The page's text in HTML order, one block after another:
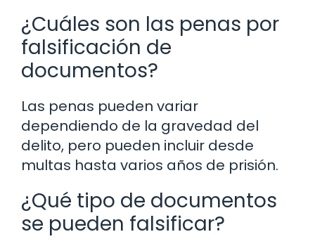
¿Cuáles son las penas por
falsificación de
documentos?
Las penas pueden variar
dependiendo de la gravedad del
delito, pero pueden incluir desde
multas hasta varios años de prisión.
¿Qué tipo de documentos
se pueden falsificar?